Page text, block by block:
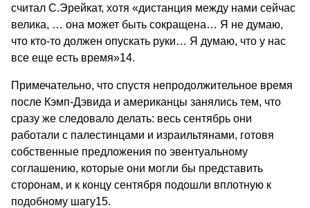
считал С.Эрейкат, хотя «дистанция между нами сейчас
велика, … она может быть сокращена… Я не думаю,
что кто-то должен опускать руки… Я думаю, что у нас
все еще есть время»14.
Примечательно, что спустя непродолжительное время
после Кэмп-Дэвида и американцы занялись тем, что
сразу же следовало делать: весь сентябрь они
работали с палестинцами и израильтянами, готовя
собственные предложения по эвентуальному
соглашению, которые они могли бы представить
сторонам, и к концу сентября подошли вплотную к
подобному шагу15.